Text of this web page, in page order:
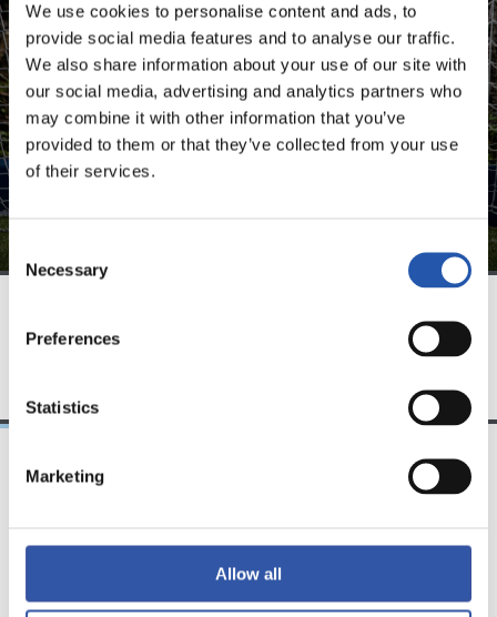
We use cookies to personalise content and ads, to
provide social media features and to analyse our traffic.
We also share information about your use of our site with
our social media, advertising and analytics partners who
may combine it with other information that you’ve
provided to them or that they’ve collected from your use
of their services.
Selection
Necessary
Preferences
Statistics
Marketing
Allow all
Este contenido es solo para los usuarios registrados en
nuestra web.
Regístrate haciendo clic en elLoginy disfruta de
contenido exclusivo para ti.
马年将为我们带来好
运" | 中国新年
29/12/2025